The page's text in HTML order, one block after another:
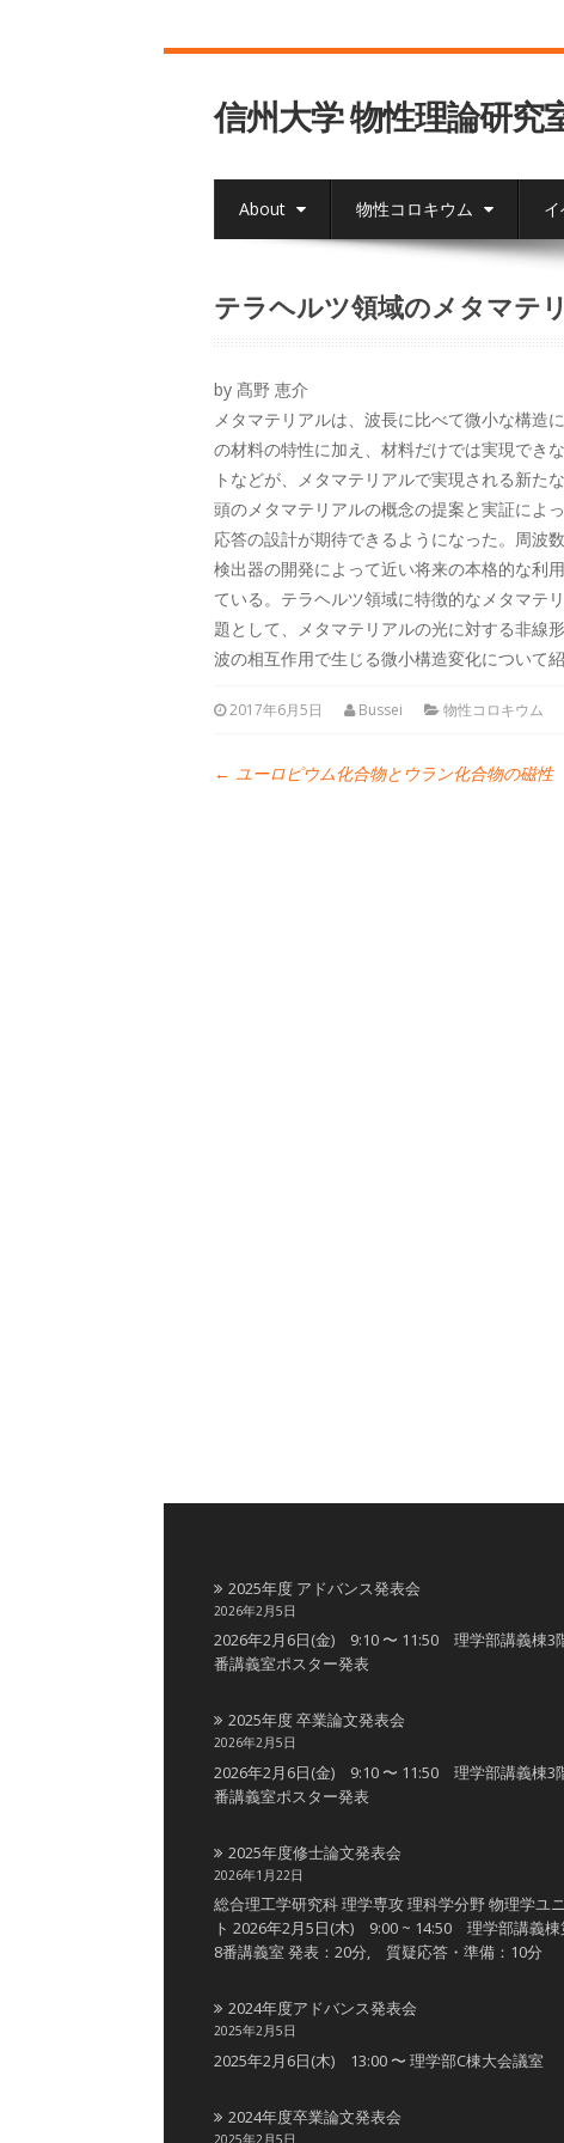
信州大学 物性理論研究
About 物性コロキウム
テラヘルツ領域のメタマテ
by 髙野 恵介
メタマテリアルは、波長に比べて微小な構造
の材料の特性に加え、材料だけでは実現でき
トなどが、メタマテリアルで実現される新た
頭のメタマテリアルの概念の提案と実証によ
応答の設計が期待できるようになった。周波
検出器の開発によって近い将来の本格的な利
ている。テラヘルツ領域に特徴的なメタマテ
題として、メタマテリアルの光に対する非線
波の相互作用で生じる微小構造変化について紹
2017年6月5日 Bussei 物性コロキウム
← ユーロピウム化合物とウラン化合物の磁性
2025年度 アドバンス発表会
2026年2月5日
2026年2月6日(金) 9:10 〜 11:50 理学部講義棟3
番講義室ポスター発表
2025年度 卒業論文発表会
2026年2月5日
2026年2月6日(金) 9:10 〜 11:50 理学部講義棟3
番講義室ポスター発表
2025年度修士論文発表会
2026年1月22日
総合理工学研究科 理学専攻 理科学分野 物理学ユ
ト 2026年2月5日(木) 9:00 ~ 14:50 理学部講義棟
8番講義室 発表：20分, 質疑応答・準備：10分
2024年度アドバンス発表会
2025年2月5日
2025年2月6日(木) 13:00 〜 理学部C棟大会議室
2024年度卒業論文発表会
2025年2月5日